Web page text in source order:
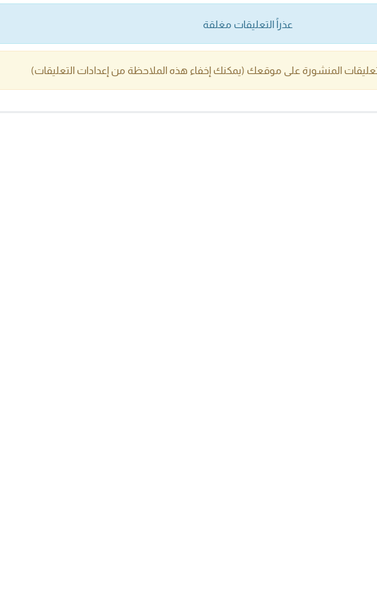
عذراً التعليقات مغلقة
المنشورة على موقعك (يمكنك إخفاء هذه الملاحظة من إعدادات التعليقات)